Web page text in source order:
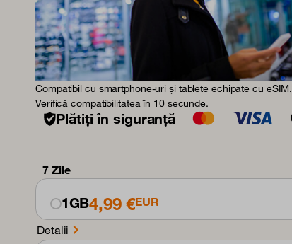
Compatibil cu smartphone-uri și tablete echipate cu eSIM.
Verifică compatibilitatea în 10 secunde.
Plătiți în siguranță
7 Zile
1GB4,99 €EUR
Detalii